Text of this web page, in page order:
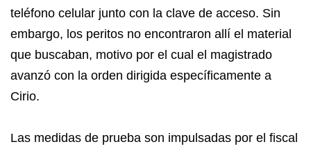
teléfono celular junto con la clave de acceso. Sin
embargo, los peritos no encontraron allí el material
que buscaban, motivo por el cual el magistrado
avanzó con la orden dirigida específicamente a
Cirio.
Las medidas de prueba son impulsadas por el fiscal